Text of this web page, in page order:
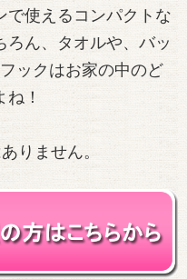
使えるコンパクトな
ん、タオルや、バッ
ックはお家の中のど
！
りません。